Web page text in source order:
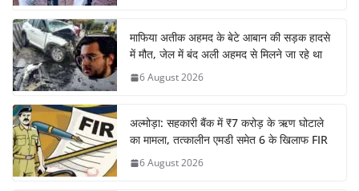
माफिया अतीक अहमद के बेटे आबान की सड़क हादसे
में मौत, जेल में बंद अली अहमद से मिलने जा रहे था
6 August 2026
अल्मोड़ा: सहकारी बैंक में ₹7 करोड़ के ऋण घोटाले
का मामला, तत्कालीन एमडी समेत 6 के खिलाफ FIR
6 August 2026